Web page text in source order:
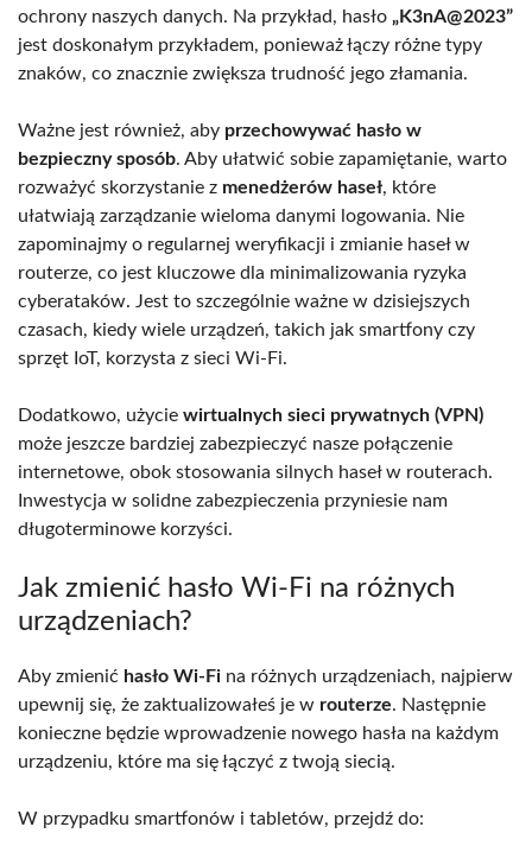
ochrony naszych danych. Na przykład, hasło „K3nA@2023”
jest doskonałym przykładem, ponieważ łączy różne typy
znaków, co znacznie zwiększa trudność jego złamania.
Ważne jest również, aby przechowywać hasło w
bezpieczny sposób. Aby ułatwić sobie zapamiętanie, warto
rozważyć skorzystanie z menedżerów haseł, które
ułatwiają zarządzanie wieloma danymi logowania. Nie
zapominajmy o regularnej weryfikacji i zmianie haseł w
routerze, co jest kluczowe dla minimalizowania ryzyka
cyberataków. Jest to szczególnie ważne w dzisiejszych
czasach, kiedy wiele urządzeń, takich jak smartfony czy
sprzęt IoT, korzysta z sieci Wi-Fi.
Dodatkowo, użycie wirtualnych sieci prywatnych (VPN)
może jeszcze bardziej zabezpieczyć nasze połączenie
internetowe, obok stosowania silnych haseł w routerach.
Inwestycja w solidne zabezpieczenia przyniesie nam
długoterminowe korzyści.
Jak zmienić hasło Wi-Fi na różnych
urządzeniach?
Aby zmienić hasło Wi-Fi na różnych urządzeniach, najpierw
upewnij się, że zaktualizowałeś je w routerze. Następnie
konieczne będzie wprowadzenie nowego hasła na każdym
urządzeniu, które ma się łączyć z twoją siecią.
W przypadku smartfonów i tabletów, przejdź do: